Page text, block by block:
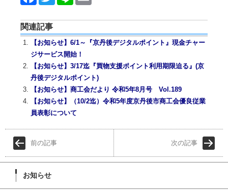
関連記事
【お知らせ】6/1～『京丹後デジタルポイント』現金チャー
ジサービス開始！
【お知らせ】3/17迄『買物支援ポイント利用期限迫る』(京
丹後デジタルポイント)
【お知らせ】商工会だより 令和5年8月号 Vol.189
【お知らせ】（10/2迄）令和5年度京丹後市商工会優良従業
員表彰について
前の記事 次の記事
お知らせ